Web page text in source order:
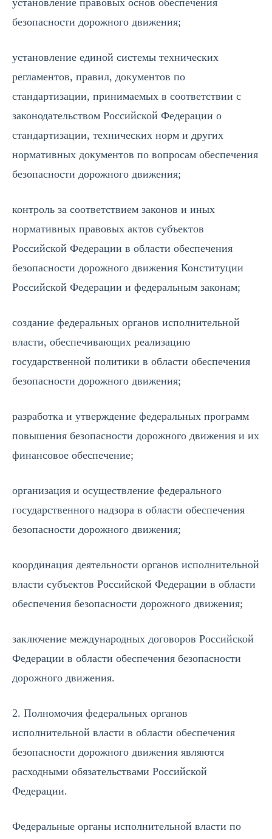
установление правовых основ обеспечения
безопасности дорожного движения;
установление единой системы технических
регламентов, правил, документов по
стандартизации, принимаемых в соответствии с
законодательством Российской Федерации о
стандартизации, технических норм и других
нормативных документов по вопросам обеспечения
безопасности дорожного движения;
контроль за соответствием законов и иных
нормативных правовых актов субъектов
Российской Федерации в области обеспечения
безопасности дорожного движения Конституции
Российской Федерации и федеральным законам;
создание федеральных органов исполнительной
власти, обеспечивающих реализацию
государственной политики в области обеспечения
безопасности дорожного движения;
разработка и утверждение федеральных программ
повышения безопасности дорожного движения и их
финансовое обеспечение;
организация и осуществление федерального
государственного надзора в области обеспечения
безопасности дорожного движения;
координация деятельности органов исполнительной
власти субъектов Российской Федерации в области
обеспечения безопасности дорожного движения;
заключение международных договоров Российской
Федерации в области обеспечения безопасности
дорожного движения.
2. Полномочия федеральных органов
исполнительной власти в области обеспечения
безопасности дорожного движения являются
расходными обязательствами Российской
Федерации.
Федеральные органы исполнительной власти по